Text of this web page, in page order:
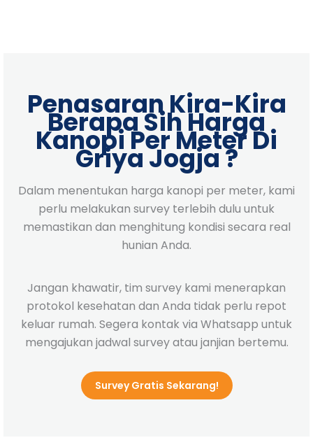
Penasaran Kira-Kira
Berapa Sih Harga
Kanopi Per Meter Di
Griya Jogja ?
Dalam menentukan harga kanopi per meter, kami
perlu melakukan survey terlebih dulu untuk
memastikan dan menghitung kondisi secara real
hunian Anda.
Jangan khawatir, tim survey kami menerapkan
protokol kesehatan dan Anda tidak perlu repot
keluar rumah. Segera kontak via Whatsapp untuk
mengajukan jadwal survey atau janjian bertemu.
Survey Gratis Sekarang!